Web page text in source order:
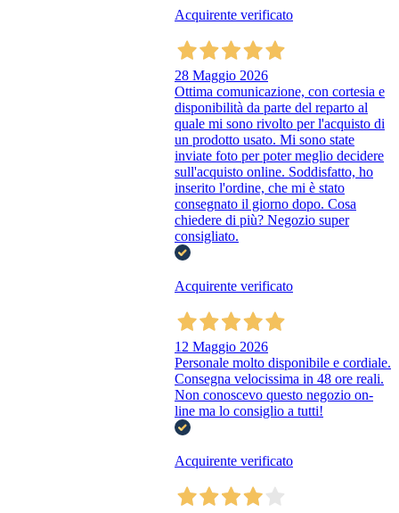
Acquirente verificato
28 Maggio 2026
Ottima comunicazione, con cortesia e
disponibilità da parte del reparto al
quale mi sono rivolto per l'acquisto di
un prodotto usato. Mi sono state
inviate foto per poter meglio decidere
sull'acquisto online. Soddisfatto, ho
inserito l'ordine, che mi è stato
consegnato il giorno dopo. Cosa
chiedere di più? Negozio super
consigliato.
Acquirente verificato
12 Maggio 2026
Personale molto disponibile e cordiale.
Consegna velocissima in 48 ore reali.
Non conoscevo questo negozio on-
line ma lo consiglio a tutti!
Acquirente verificato